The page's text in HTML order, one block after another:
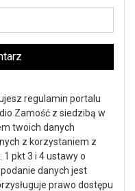
regulamin portalu
Zamość z siedzibą w
twoich danych
z korzystaniem z
pkt 3 i 4 ustawy o
danych jest
prawo dostępu